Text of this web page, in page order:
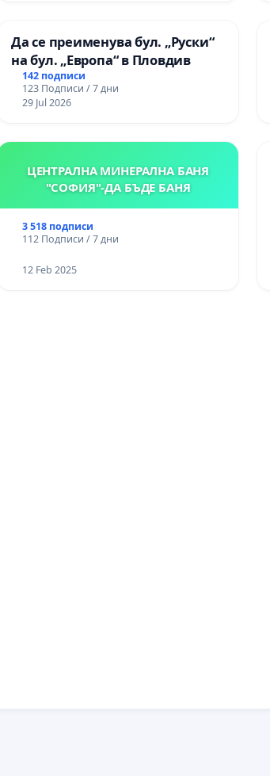
Да се преименува бул. „Руски“
на бул. „Европа“ в Пловдив
142 подписи
123 Подписи / 7 дни
29 Jul 2026
ЦЕНТРАЛНА МИНЕРАЛНА БАНЯ
"СОФИЯ"-ДА БЪДЕ БАНЯ
3 518 подписи
112 Подписи / 7 дни
12 Feb 2025